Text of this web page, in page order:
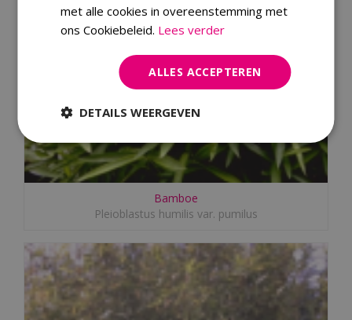
Bamboe
Pleioblastus humilis var. pumilus
met alle cookies in overeenstemming met
ons Cookiebeleid. Lees verder
ALLES ACCEPTEREN
DETAILS WEERGEVEN